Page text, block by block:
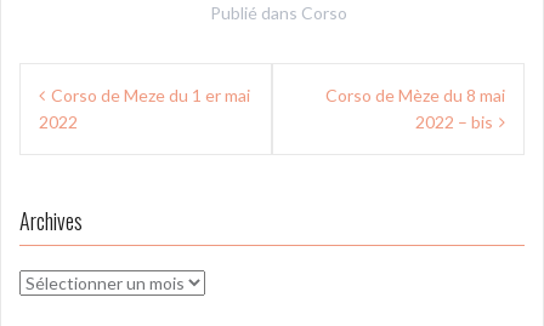
Publié dans Corso
Navigation
deCorso de Meze du 1 er mai
2022
Corso de Mèze du 8 mai
2022 – bis
Archives
Archives